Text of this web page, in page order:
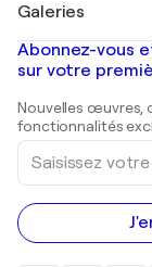
Banksy
Mr. Brainwash
Shepard Fairey
Tableaux
Peintures de
Estampes
Peintures
Galeries
Galeries d'art en
Galeries d'art en
Abonnez-vous
sur votre
Nouvelles œuvres,
fonctionnalités
Saisissez
votre
adresse
e-
mail